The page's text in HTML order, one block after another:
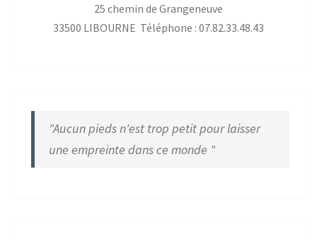
25 chemin de Grangeneuve
33500 LIBOURNE Téléphone : 07.82.33.48.43
"Aucun pieds n'est trop petit pour laisser
une empreinte dans ce monde "